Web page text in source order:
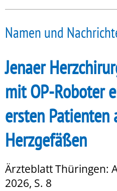
Namen und
Jenaer
mit OP-Roboter
ersten Patienten
Herzgefäßen
Ärzteblatt Thüringen:
2026, S. 8